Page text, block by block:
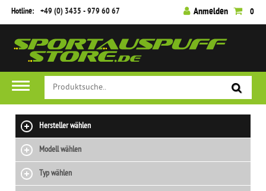
Hotline: +49 (0) 3435 - 979 60 67 Anmelden 0
Hersteller wählen
Modell wählen
Typ wählen